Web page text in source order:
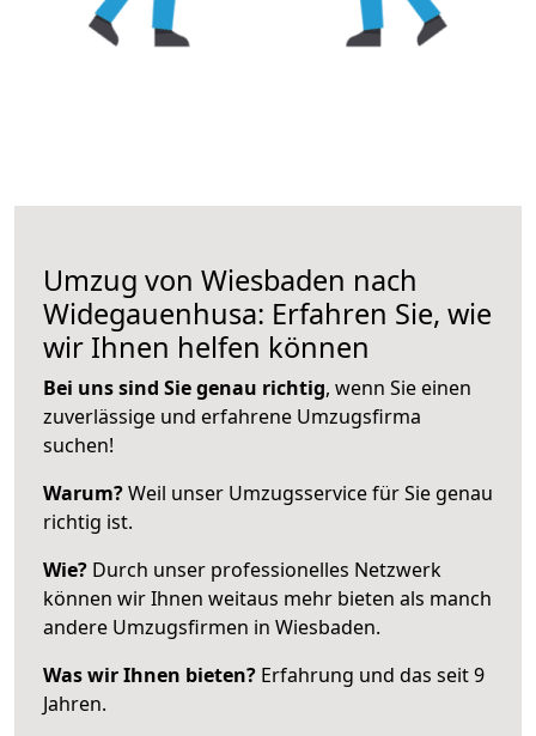
Umzug von Wiesbaden nach
Widegauenhusa: Erfahren Sie, wie
wir Ihnen helfen können
Bei uns sind Sie genau richtig, wenn Sie einen
zuverlässige und erfahrene Umzugsfirma
suchen!
Warum?Weil unser Umzugsservice für Sie genau
richtig ist.
Wie? Durch unser professionelles Netzwerk
können wir Ihnen weitaus mehr bieten als manch
andere Umzugsfirmen in Wiesbaden.
Was wir Ihnen bieten? Erfahrung und das seit 9
Jahren.